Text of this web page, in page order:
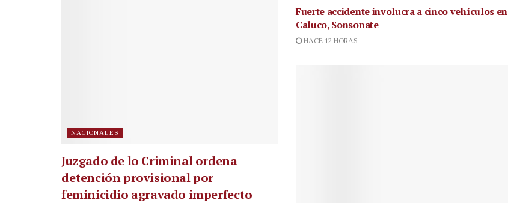
NACIONALES
Juzgado de lo Criminal ordena
detención provisional por
feminicidio agravado imperfecto
Fuerte accidente involucra a cinco vehículos en
Caluco, Sonsonate
HACE 12 HORAS